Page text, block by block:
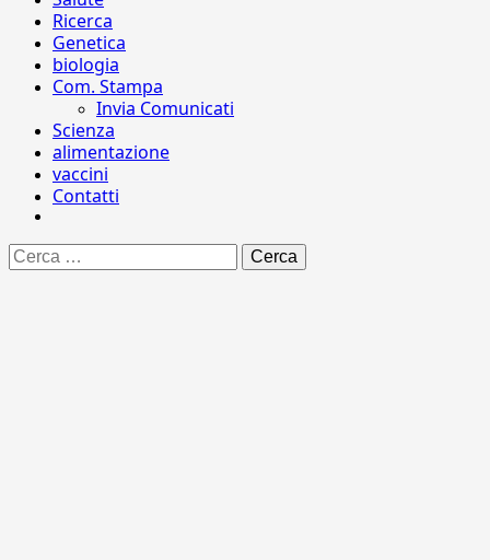
Ricerca
Genetica
biologia
Com. Stampa
Invia Comunicati
Scienza
alimentazione
vaccini
Contatti
Ricerca
per: